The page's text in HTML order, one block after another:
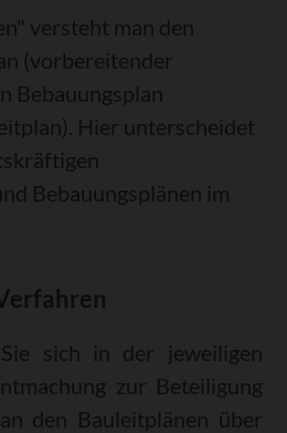
versteht man den
(vorbereitender
Bebauungsplan
Hier unterscheidet
Bebauungsplänen im
sich in der jeweiligen
zur Beteiligung
den Bauleitplänen über